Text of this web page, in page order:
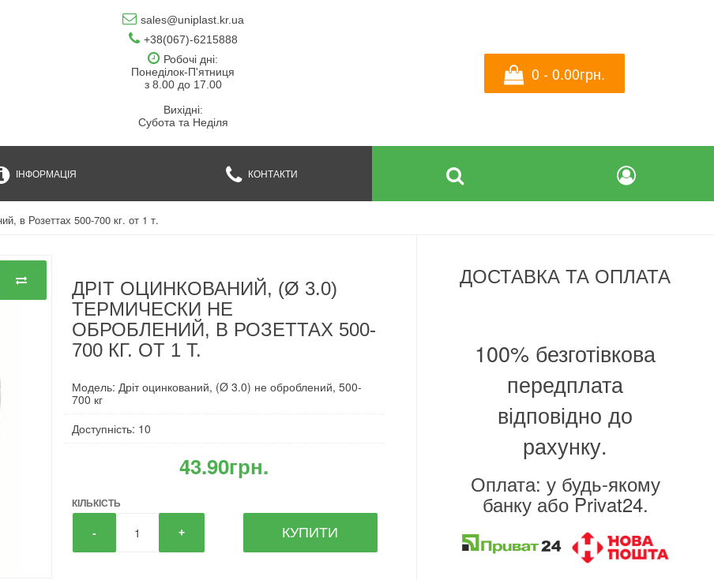
sales@uniplast.kr.ua
+38(067)-6215888
Робочі дні:
Понеділок-П'ятниця
з 8.00 до 17.00
Вихідні:
Субота та Неділя
0 - 0.00грн.
ІНФОРМАЦІЯ КОНТАКТИ
в Розеттах 500-700 кг. от 1 т.
ДРІТ ОЦИНКОВАНИЙ, (Ø 3.0)
ТЕРМИЧЕСКИ НЕ
ОБРОБЛЕНИЙ, В РОЗЕТТАХ 500-
700 КГ. ОТ 1 Т.
Модель: Дріт оцинкований, (Ø 3.0) не оброблений, 500-
700 кг
Доступність: 10
43.90грн.
КІЛЬКІСТЬ
- + КУПИТИ
ДОСТАВКА ТА ОПЛАТА
100% безготівкова
передплата
відповідно до
рахунку.
Оплата: у будь-якому
банку або Privat24.